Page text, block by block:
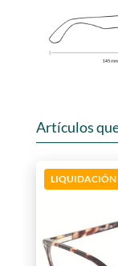
Artículos
LIQUIDACIÓN